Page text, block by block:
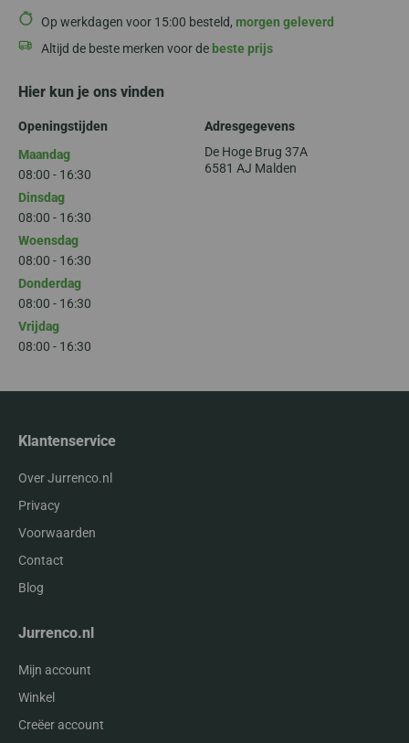
Op werkdagen voor 15:00 besteld, morgen geleverd
Altijd de beste merken voor de beste prijs
Hier kun je ons vinden
Openingstijden
Maandag
08:00 - 16:30
Dinsdag
08:00 - 16:30
Woensdag
08:00 - 16:30
Donderdag
08:00 - 16:30
Vrijdag
08:00 - 16:30
Adresgegevens
De Hoge Brug 37A
6581 AJ Malden
Klantenservice
Over Jurrenco.nl
Privacy
Voorwaarden
Contact
Blog
Jurrenco.nl
Mijn account
Winkel
Creëer account